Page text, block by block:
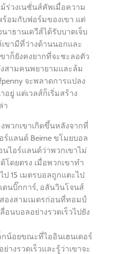
ร่วงเนชั่นส์คัพเมื่อความ
ร้อมกับฟอร์มของเขา แต่
าธานเดวีส์ได้รับบาดเจ็บ
ขามีที่ว่างด้านนอกและ
าก็ยังคงยากที่จะชะลอตัว
สามคนพยายามและล้ม
จะพลาดการแปลง
ยู่ แต่เวลส์ก็เริ่มสร้าง
า
พวกเขาเกิดขึ้นหลังจากที่
ร์แลนด์ Beirne ขโมยบอล
นไอร์แลนด์ว่าพวกเขาไม่
โดยตรง เมื่อพวกเขาทำ
15 เมตรบอลถูกแตะไป
ดนบิ๊กการ์, อลันวินโจนส์
องสามเมตรก่อนที่ทอมป์
นบอลอย่างรวดเร็วไปยัง
กน้อยขณะที่ไออินเฮนเดอร์
างรวดเร็วและรู้ว่าเขาจะ